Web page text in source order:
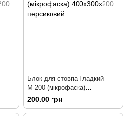
Блок для стовпа Гладкий
М-200 (мікрофаска)
400х300х200 персиковий
200.00 грн